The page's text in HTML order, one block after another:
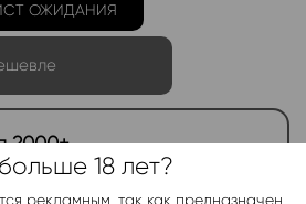
ОЖИДАНИЯ
2000+
и акции каждые день!
18 лет?
рекламным, так как предназначен